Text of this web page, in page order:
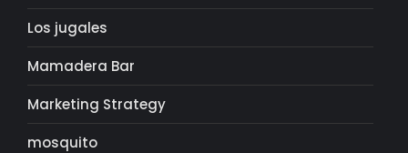
Los jugales
Mamadera Bar
Marketing Strategy
mosquito